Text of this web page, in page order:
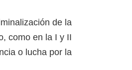
de la
como en la I y II
o lucha por la